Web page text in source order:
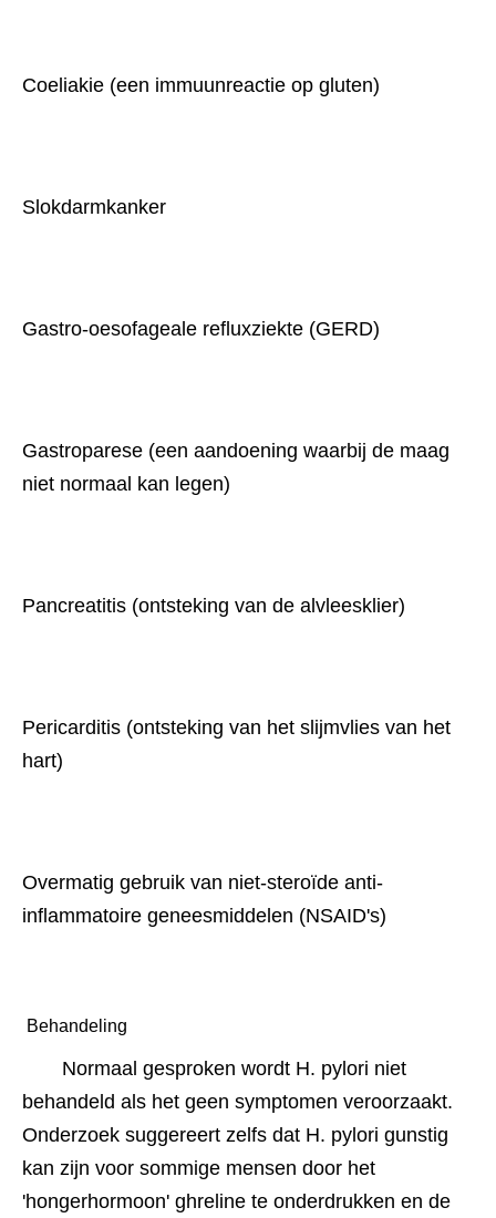
Coeliakie (een immuunreactie op gluten)
Slokdarmkanker
Gastro-oesofageale refluxziekte (GERD)
Gastroparese (een aandoening waarbij de maag
niet normaal kan legen)
Pancreatitis (ontsteking van de alvleesklier)
Pericarditis (ontsteking van het slijmvlies van het
hart)
Overmatig gebruik van niet-steroïde anti-
inflammatoire geneesmiddelen (NSAID's)
Behandeling
Normaal gesproken wordt H. pylori niet
behandeld als het geen symptomen veroorzaakt.
Onderzoek suggereert zelfs dat H. pylori gunstig
kan zijn voor sommige mensen door het
'hongerhormoon' ghreline te onderdrukken en de